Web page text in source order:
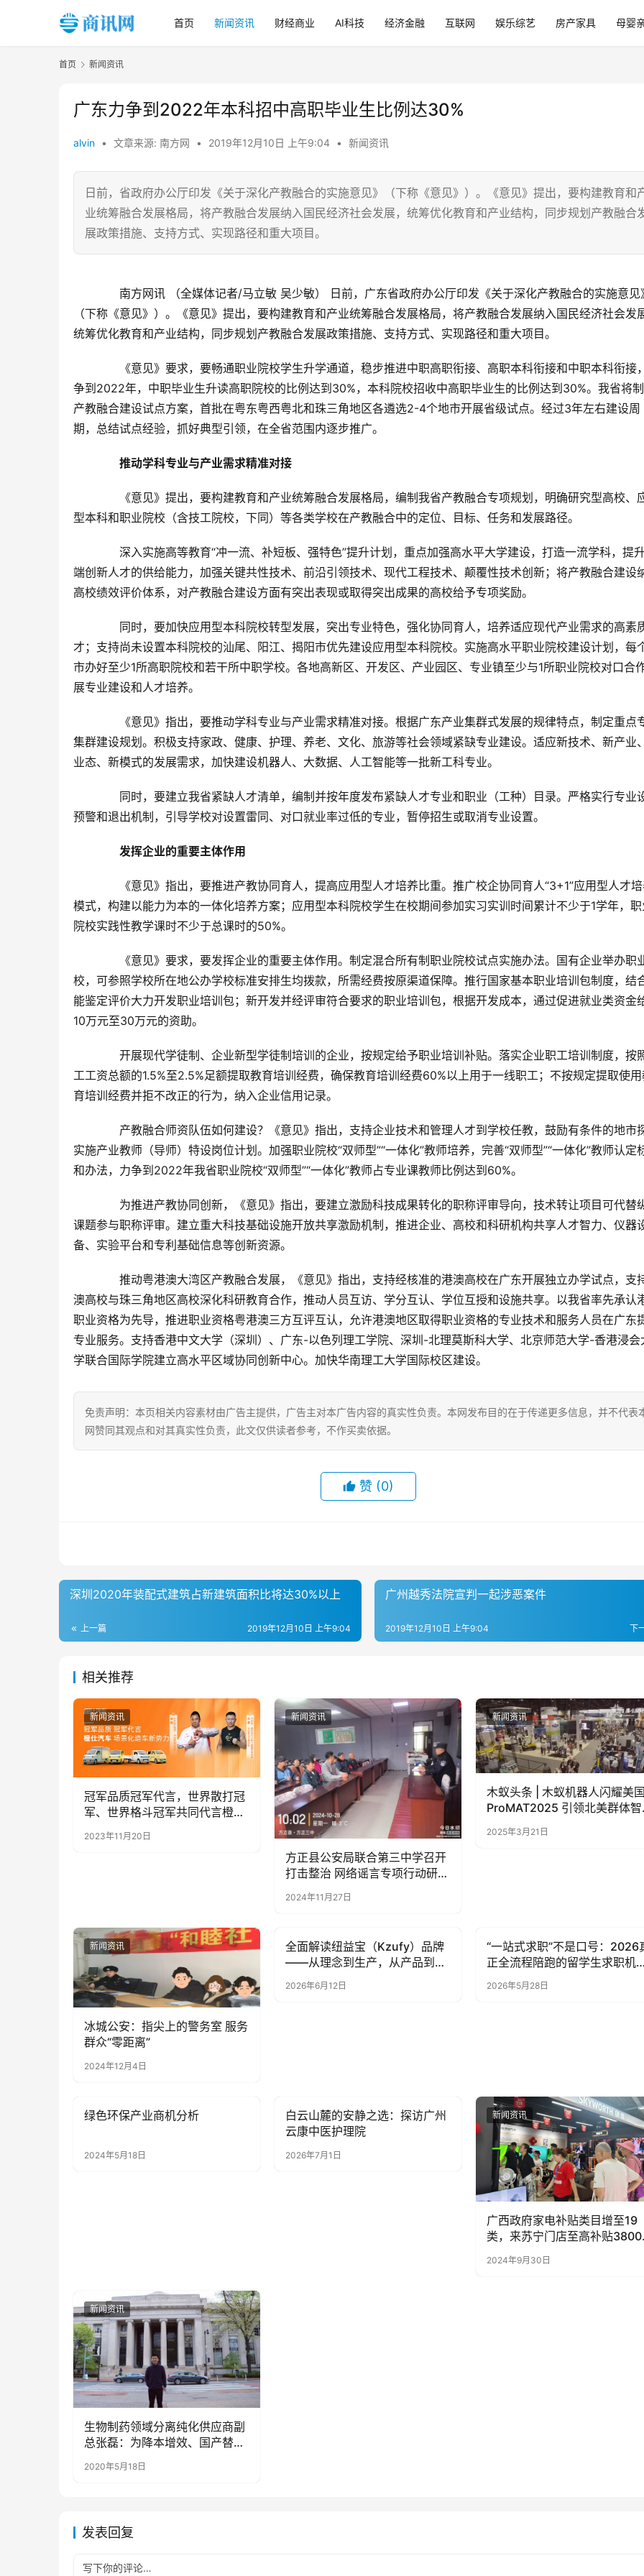
首页 新闻资讯 财经商业 AI科技 经济金融 互联网 娱乐综艺 房产家具 母婴
首页 新闻资讯
广东力争到2022年本科招中高职毕业生比例达30%
alvin • 文章来源: 南方网 • 2019年12月10日 上午9:04 • 新闻资讯
日前，省政府办公厅印发《关于深化产教融合的实施意见》（下称《意见》）。《意见》提出，要构建教育和
业统筹融合发展格局，将产教融合发展纳入国民经济社会发展，统筹优化教育和产业结构，同步规划产教融合
展政策措施、支持方式、实现路径和重大项目。
南方网讯 （全媒体记者/马立敏 吴少敏） 日前，广东省政府办公厅印发《关于深化产教融合的实施意见
（下称《意见》）。《意见》提出，要构建教育和产业统筹融合发展格局，将产教融合发展纳入国民经济社会发
统筹优化教育和产业结构，同步规划产教融合发展政策措施、支持方式、实现路径和重大项目。
《意见》要求，要畅通职业院校学生升学通道，稳步推进中职高职衔接、高职本科衔接和中职本科衔接
争到2022年，中职毕业生升读高职院校的比例达到30%，本科院校招收中高职毕业生的比例达到30%。我省将
产教融合建设试点方案，首批在粤东粤西粤北和珠三角地区各遴选2-4个地市开展省级试点。经过3年左右建设周
期，总结试点经验，抓好典型引领，在全省范围内逐步推广。
推动学科专业与产业需求精准对接
《意见》提出，要构建教育和产业统筹融合发展格局，编制我省产教融合专项规划，明确研究型高校、
型本科和职业院校（含技工院校，下同）等各类学校在产教融合中的定位、目标、任务和发展路径。
深入实施高等教育“冲一流、补短板、强特色”提升计划，重点加强高水平大学建设，打造一流学科，提
端创新人才的供给能力，加强关键共性技术、前沿引领技术、现代工程技术、颠覆性技术创新；将产教融合建设
高校绩效评价体系，对产教融合建设方面有突出表现或取得突出成果的高校给予专项奖励。
同时，要加快应用型本科院校转型发展，突出专业特色，强化协同育人，培养适应现代产业需求的高素
才；支持尚未设置本科院校的汕尾、阳江、揭阳市优先建设应用型本科院校。实施高水平职业院校建设计划，每
市办好至少1所高职院校和若干所中职学校。各地高新区、开发区、产业园区、专业镇至少与1所职业院校对口合
展专业建设和人才培养。
《意见》指出，要推动学科专业与产业需求精准对接。根据广东产业集群式发展的规律特点，制定重点
集群建设规划。积极支持家政、健康、护理、养老、文化、旅游等社会领域紧缺专业建设。适应新技术、新产业
业态、新模式的发展需求，加快建设机器人、大数据、人工智能等一批新工科专业。
同时，要建立我省紧缺人才清单，编制并按年度发布紧缺人才专业和职业（工种）目录。严格实行专业
预警和退出机制，引导学校对设置雷同、对口就业率过低的专业，暂停招生或取消专业设置。
发挥企业的重要主体作用
《意见》指出，要推进产教协同育人，提高应用型人才培养比重。推广校企协同育人“3+1”应用型人才
模式，构建以能力为本的一体化培养方案；应用型本科院校学生在校期间参加实习实训时间累计不少于1学年，
院校实践性教学课时不少于总课时的50%。
《意见》要求，要发挥企业的重要主体作用。制定混合所有制职业院校试点实施办法。国有企业举办职
校，可参照学校所在地公办学校标准安排生均拨款，所需经费按原渠道保障。推行国家基本职业培训包制度，结
能鉴定评价大力开发职业培训包；新开发并经评审符合要求的职业培训包，根据开发成本，通过促进就业类资金
10万元至30万元的资助。
开展现代学徒制、企业新型学徒制培训的企业，按规定给予职业培训补贴。落实企业职工培训制度，按
工工资总额的1.5%至2.5%足额提取教育培训经费，确保教育培训经费60%以上用于一线职工；不按规定提取使
育培训经费并拒不改正的行为，纳入企业信用记录。
产教融合师资队伍如何建设？《意见》指出，支持企业技术和管理人才到学校任教，鼓励有条件的地市
实施产业教师（导师）特设岗位计划。加强职业院校“双师型”“一体化”教师培养，完善“双师型”“一体化”教师认定
和办法，力争到2022年我省职业院校“双师型”“一体化”教师占专业课教师比例达到60%。
为推进产教协同创新，《意见》指出，要建立激励科技成果转化的职称评审导向，技术转让项目可代替
课题参与职称评审。建立重大科技基础设施开放共享激励机制，推进企业、高校和科研机构共享人才智力、仪器
备、实验平台和专利基础信息等创新资源。
推动粤港澳大湾区产教融合发展，《意见》指出，支持经核准的港澳高校在广东开展独立办学试点，支
澳高校与珠三角地区高校深化科研教育合作，推动人员互访、学分互认、学位互授和设施共享。以我省率先承认
职业资格为先导，推进职业资格粤港澳三方互评互认，允许港澳地区取得职业资格的专业技术和服务人员在广东
专业服务。支持香港中文大学（深圳）、广东-以色列理工学院、深圳-北理莫斯科大学、北京师范大学-香港浸会
学联合国际学院建立高水平区域协同创新中心。加快华南理工大学国际校区建设。
免责声明：本页相关内容素材由广告主提供，广告主对本广告内容的真实性负责。本网发布目的在于传递更多信息，并不代表
网赞同其观点和对其真实性负责，此文仅供读者参考，不作买卖依据。
赞 (0)
深圳2020年装配式建筑占新建筑面积比将达30%以上
上一篇 2019年12月10日 上午9:04
广州越秀法院宣判一起涉恶案件
下
2019年12月10日 上午9:04
相关推荐
新闻资讯
冠军品质冠军代言，世界散打冠
军、世界格斗冠军共同代言橙仕
2023年11月20日
新闻资讯
方正县公安局联合第三中学召开
打击整治 网络谣言专项行动研讨
2024年11月27日
新闻资讯
木蚁头条 | 木蚁机器人闪耀美
ProMAT2025 引领北美群体智
2025年3月21日
新闻资讯
冰城公安：指尖上的警务室 服务
群众“零距离”
2024年12月4日
新闻资讯
全面解读纽益宝（Kzufy）品牌
——从理念到生产，从产品到口
2026年6月12日
新闻资讯
“一站式求职”不是口号：2026
正全流程陪跑的留学生求职机
2026年5月28日
新闻资讯
绿色环保产业商机分析
2024年5月18日
新闻资讯
白云山麓的安静之选：探访广州
云康中医护理院
2026年7月1日
新闻资讯
广西政府家电补贴类目增至19
类，来苏宁门店至高补贴
2024年9月30日
新闻资讯
生物制药领域分离纯化供应商副
总张磊：为降本增效、国产替代
2020年5月18日
发表回复